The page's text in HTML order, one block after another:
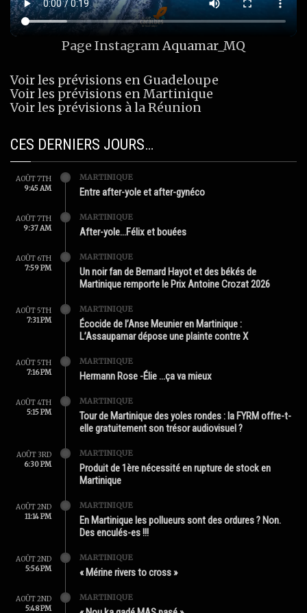
Page InstagramAquamar_MQ
Voir les prévisions en Guadeloupe
Voir les prévisions en Martinique
Voir les prévisions à la Réunion
CES DERNIERS JOURS…
AOÛT 7TH
9:45 AM
MARTINIQUE
Entre after-yole et after-gynéco
AOÛT 7TH
9:37 AM
MARTINIQUE
After-yole…Félix et bouées
AOÛT 6TH
7:59 PM
MARTINIQUE
Un noir fan de Bernard Hayot et des békés de
Martinique remporte le Prix Antoine Crozat 2026
AOÛT 5TH
7:31 PM
MARTINIQUE
Écocide de l’Anse Meunier en Martinique :
L’Assaupamar dépose une plainte contre X
AOÛT 5TH
7:16 PM
MARTINIQUE
Hermann Rose -Élie …ça va mieux
AOÛT 4TH
5:15 PM
MARTINIQUE
Tour de Martinique des yoles rondes : la FYRM offre-t-
elle gratuitement son trésor audiovisuel ?
AOÛT 3RD
6:30 PM
MARTINIQUE
Produit de 1ère nécessité en rupture de stock en
Martinique
AOÛT 2ND
11:14 PM
MARTINIQUE
En Martinique les pollueurs sont des ordures ? Non.
Des enculés-es !!!
AOÛT 2ND
5:56 PM
MARTINIQUE
« Mérine rivers to cross »
AOÛT 2ND
5:48 PM
MARTINIQUE